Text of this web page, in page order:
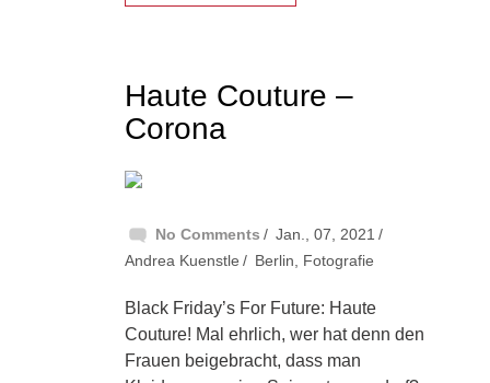
Haute Couture –
Corona
No Comments
Jan., 07, 2021
Andrea Kuenstle
Berlin Fotografie
Black Friday’s For Future: Haute
Couture! Mal ehrlich, wer hat denn den
Frauen beigebracht, dass man